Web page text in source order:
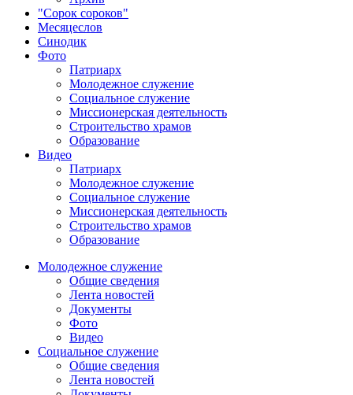
"Сорок сороков"
Месяцеслов
Синодик
Фото
Патриарх
Молодежное служение
Социальное служение
Миссионерская деятельность
Строительство храмов
Образование
Видео
Патриарх
Молодежное служение
Социальное служение
Миссионерская деятельность
Строительство храмов
Образование
Молодежное служение
Общие сведения
Лента новостей
Документы
Фото
Видео
Социальное служение
Общие сведения
Лента новостей